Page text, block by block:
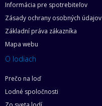
Informácia pre spotrebiteľov
Zásady ochrany osobných údajov
Základní práva zákazníka
Mapa webu
O lodiach
Prečo na loď
Lodné spoločnosti